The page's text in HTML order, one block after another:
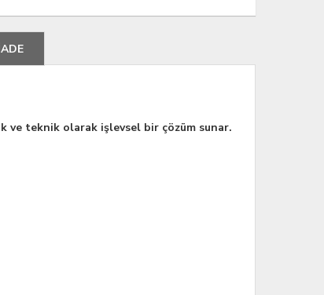
ve teknik olarak işlevsel bir çözüm sunar.